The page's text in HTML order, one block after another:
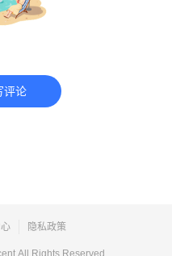
评论
隐私政策
Rights Reserved